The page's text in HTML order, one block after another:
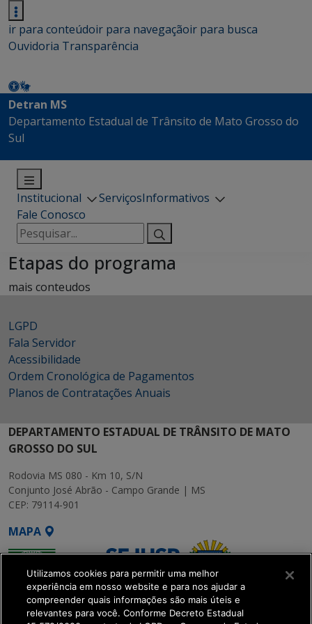
ir para conteúdoir para navegaçãoir para busca
Ouvidoria Transparência
Detran MS
Departamento Estadual de Trânsito de Mato Grosso do
Sul
Institucional ServiçosInformativos
Fale Conosco
Pesquisar
por:
Etapas do programa
mais conteudos
LGPD
Fala Servidor
Acessibilidade
Ordem Cronológica de Pagamentos
Planos de Contratações Anuais
DEPARTAMENTO ESTADUAL DE TRÂNSITO DE MATO
GROSSO DO SUL
Rodovia MS 080 - Km 10, S/N
Conjunto José Abrão - Campo Grande | MS
CEP: 79114-901
MAPA
Utilizamos cookies para permitir uma melhor
experiência em nosso website e para nos ajudar a
compreender quais informações são mais úteis e
relevantes para você. Conforme Decreto Estadual